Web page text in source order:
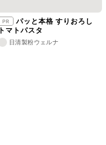
パッと本格 すりおろし
トマトパスタ
日清製粉ウェルナ